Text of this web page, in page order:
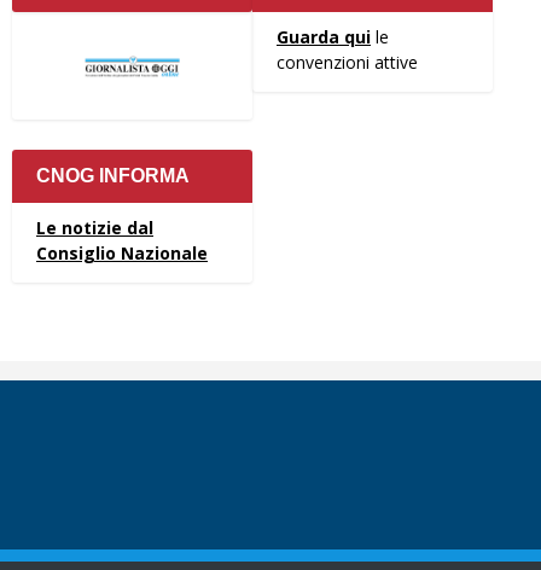
Guarda qui le
convenzioni attive
CNOG INFORMA
Le notizie dal
Consiglio Nazionale